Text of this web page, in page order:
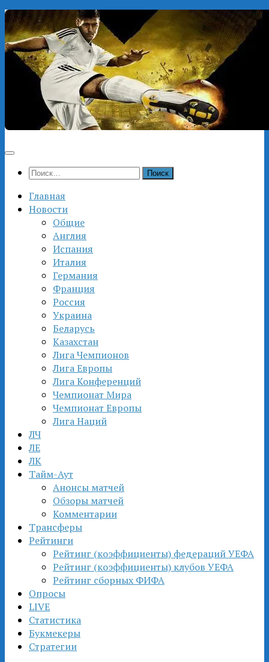
Перейти
к
содержимому
Найти:
Главная
Новости
Общие
Англия
Испания
Италия
Германия
Франция
Россия
Украина
Беларусь
Казахстан
Лига Чемпионов
Лига Европы
Лига Конференций
Чемпионат Мира
Чемпионат Европы
Лига Наций
ЛЧ
ЛЕ
ЛК
Тайм-Аут
Анонсы матчей
Обзоры матчей
Комментарии
Трансферы
Рейтинги
Рейтинг (коэффициенты) федераций УЕФА
Рейтинг (коэффициенты) клубов УЕФА
Рейтинг сборных ФИФА
Опросы
LIVE
Статистика
Букмекеры
Стратегии